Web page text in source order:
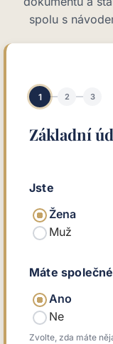
spolu s
1 2 3
Základní
Jste
Žena
Muž
Máte
Ano
Ne
Zvolte, zda máte